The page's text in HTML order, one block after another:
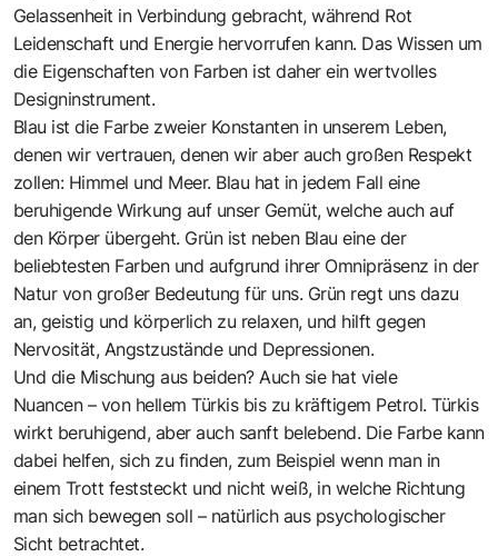
Gelassenheit in Verbindung gebracht, während Rot
Leidenschaft und Energie hervorrufen kann. Das Wissen um
die Eigenschaften von Farben ist ­daher ein wertvolles
Designinstrument.
Blau ist die Farbe zweier Konstanten in unserem Leben,
denen wir vertrauen, denen wir aber auch großen Respekt
zollen: Himmel und Meer. Blau hat in jedem Fall eine
beruhigende Wirkung auf unser Gemüt, welche auch auf
den Körper übergeht. Grün ist neben Blau eine der
beliebtesten Farben und aufgrund ihrer Omnipräsenz in der
Natur von großer Bedeutung für uns. Grün regt uns dazu
an, geistig und körperlich zu relaxen, und hilft gegen
Nervosität, Angstzustände und Depressionen.
Und die Mischung aus beiden? Auch sie hat viele
Nuancen – von hellem Türkis bis zu kräftigem Petrol. Türkis
wirkt beruhigend, aber auch sanft belebend. Die Farbe kann
dabei helfen, sich zu finden, zum Beispiel wenn man in
einem Trott feststeckt und nicht weiß, in welche Richtung
man sich bewegen soll – natürlich aus psychologischer
Sicht betrachtet.